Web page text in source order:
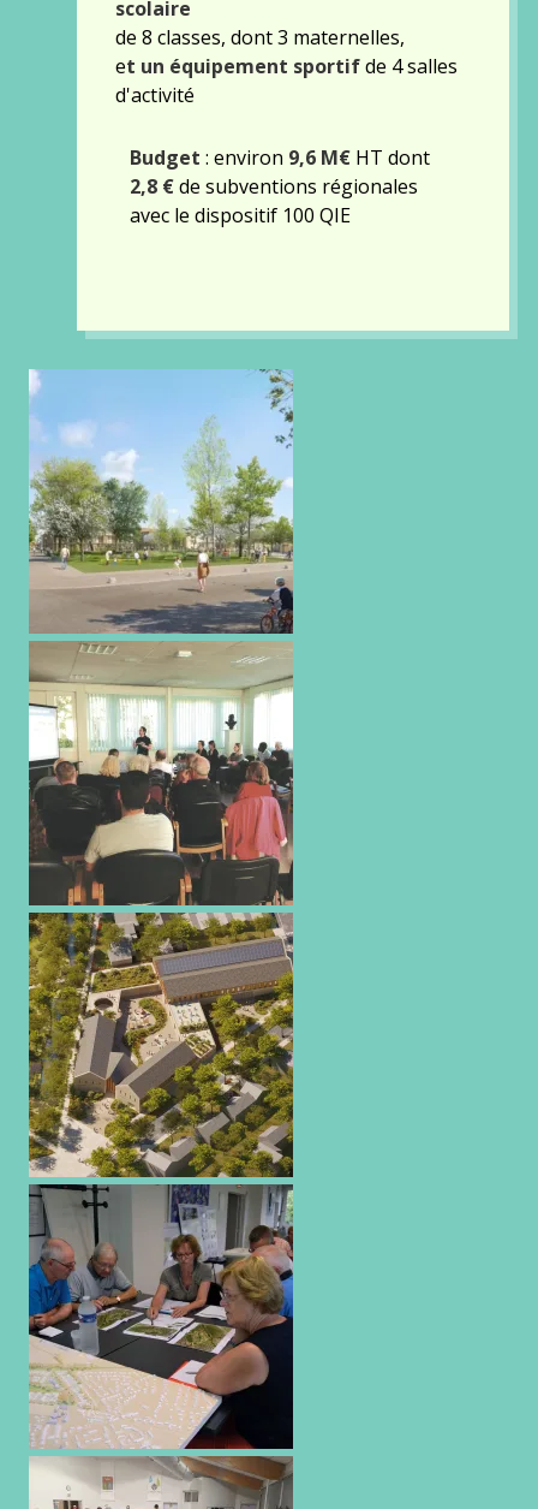
scolaire
de 8 classes, dont 3 maternelles,
et un équipement sportifde 4 salles
d'activité
Budget : environ 9,6 M€ HT dont
2,8 €de subventions régionales
avec le dispositif 100 QIE
Gallery
images